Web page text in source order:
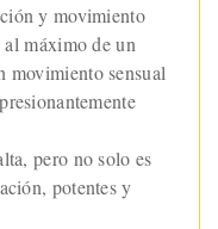
y movimiento
máximo de un
movimiento sensual
pero no solo es
potentes y